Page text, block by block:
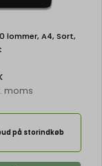
lommer, A4, Sort,
moms
på storindkøb